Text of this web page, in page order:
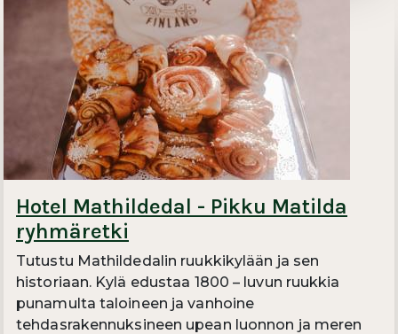
Hotel Mathildedal - Pikku Matilda
ryhmäretki
Tutustu Mathildedalin ruukkikylään ja sen
historiaan. Kylä edustaa 1800 – luvun ruukkia
punamulta taloineen ja vanhoine
tehdasrakennuksineen upean luonnon ja meren